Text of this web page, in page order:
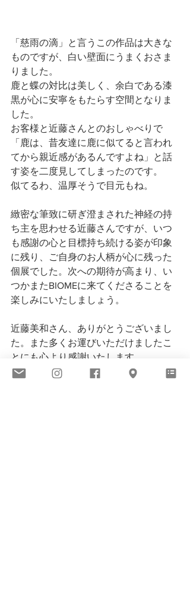
「慈雨の滴」と言うこの作品は大きな
ものですが、白い壁面にうまくおさま
りました。
鹿と蝶の対比は美しく、余白である漆
黒が心に安寧をもたらす空間となりま
した。
お客様と近藤さんとのおしゃべりで
「鹿は、昔友達に鹿に似てると言われ
てから親近感があるんですよね」と話
す姿を二度見してしまったのです。
似てるわ、温厚そうで目元もね。
緻密な筆致に研ぎ澄まされた神経の持
ち主を思わせる近藤さんですが、いつ
も感謝の心と目標持ち続ける姿が印象
に残り、ご自身のお人柄が心に残った
個展でした。次への期待が高まり、い
つかまたBIOMEに来てくださることを
楽しみにいたしましょう。
近藤美和さん、ありがとうございまし
た。また多くお運びいただけましたこ
とにも心より感謝いたします。
今しばらくは
Meeting You Online
でお